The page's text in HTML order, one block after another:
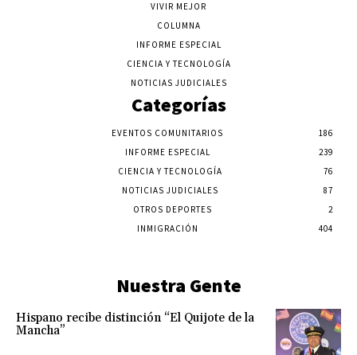
VIVIR MEJOR
COLUMNA
INFORME ESPECIAL
CIENCIA Y TECNOLOGÍA
NOTICIAS JUDICIALES
Categorías
EVENTOS COMUNITARIOS
186
INFORME ESPECIAL
239
CIENCIA Y TECNOLOGÍA
76
NOTICIAS JUDICIALES
87
OTROS DEPORTES
2
INMIGRACIÓN
404
Nuestra Gente
Hispano recibe distinción “El Quijote de la
Mancha”